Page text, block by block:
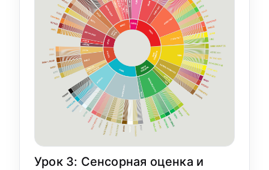
Урок 3: Сенсорная оценка и